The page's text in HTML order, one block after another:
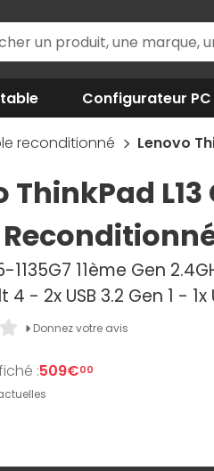
Configurateur PC
reconditionné Lenovo
ThinkPad L13
11ème Gen
- 2x USB 3.2 Gen 1 -
Donnez votre avis
:509€00